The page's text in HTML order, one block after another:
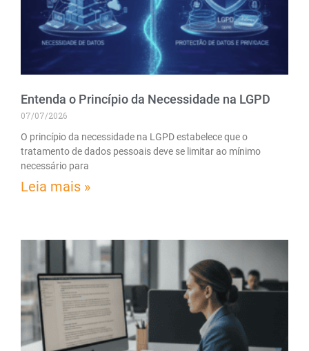
Entenda o Princípio da Necessidade na LGPD
07/07/2026
O princípio da necessidade na LGPD estabelece que o
tratamento de dados pessoais deve se limitar ao mínimo
necessário para
Leia mais »